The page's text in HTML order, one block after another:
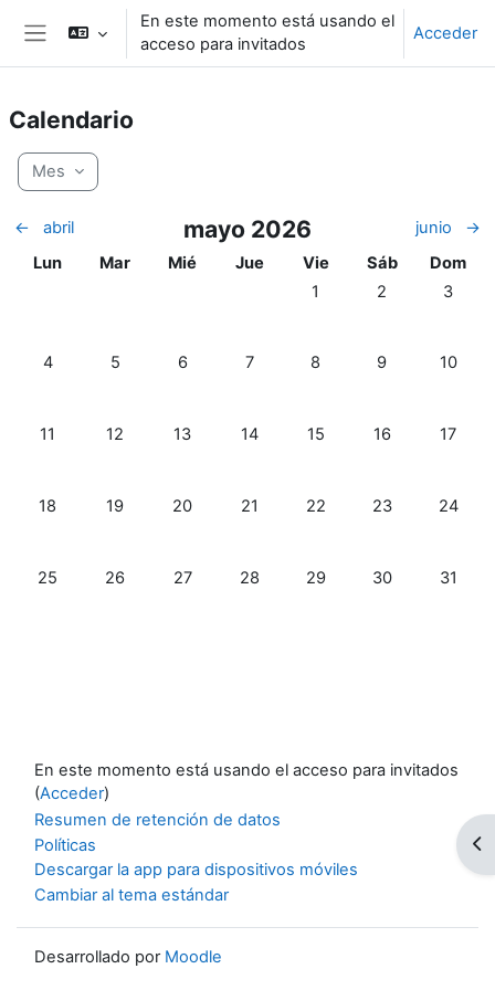
Salta al contenido principal
Panel lateral
En este momento está usando el
acceso para invitados
Acceder
Calendario
Mes
← abril mayo 2026 junio
→
Lunes
Lun Martes
Mar Miércoles
Mié Jueves
Jue Viernes
Vie Sábado
Sáb
Dom
Sin eventos, viernes, 1
1 Sin eventos,
2 Sin
3
Sin eventos, lunes, 4 mayo
4 Sin eventos, martes, 5 mayo
5 Sin eventos, miércoles, 6 mayo
6 Sin eventos, jueves, 7 mayo
7 Sin eventos, viernes, 8
8 Sin eventos,
9 Sin
10
Sin eventos, lunes, 11 mayo
11 Sin eventos, martes, 12 mayo
12 Sin eventos, miércoles, 13 mayo
13 Sin eventos, jueves, 14 mayo
14 Sin eventos, viernes, 15
15 Sin eventos,
16 Sin
17
Sin eventos, lunes, 18 mayo
18 Sin eventos, martes, 19 mayo
19 Sin eventos, miércoles, 20 mayo
20 Sin eventos, jueves, 21 mayo
21 Sin eventos, viernes, 22
22 Sin eventos,
23 Sin
24
Sin eventos, lunes, 25 mayo
25 Sin eventos, martes, 26 mayo
26 Sin eventos, miércoles, 27 mayo
27 Sin eventos, jueves, 28 mayo
28 Sin eventos, viernes, 29
29 Sin eventos,
30 Sin
31
En este momento está usando el acceso para invitados
(Acceder)
Resumen de retención de datos
Políticas
Descargar la app para dispositivos móviles
Cambiar al tema estándar
Desarrollado por Moodle